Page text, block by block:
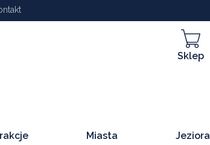
Sklep
Miasta Jeziora